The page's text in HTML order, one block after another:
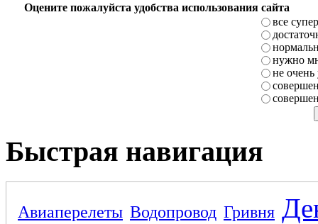
Оцените пожалуйста удобства использования сайта
все супер
нужно
не очень
Быстрая навигация
Авиаперелеты Водопровод Гривня